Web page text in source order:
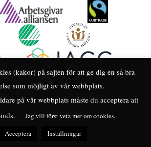
(kakor) på sajten för att ge dig en så bra
som möjligt av vår webbplats.
på vår webbplats måste du acceptera att
Jag vill först veta mer om cookies.
Acceptera
Inställningar